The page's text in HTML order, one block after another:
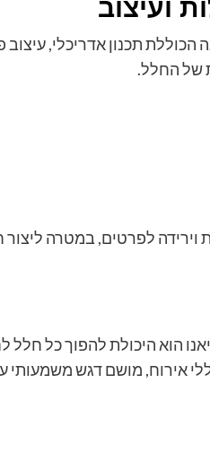
ועיצוב
תכנון אדריכלי, עיצוב
של החלל.
לפרטים, במטרה
הוא היכולת להפוך כל חלל
אירוח, מושם דגש משמעותי